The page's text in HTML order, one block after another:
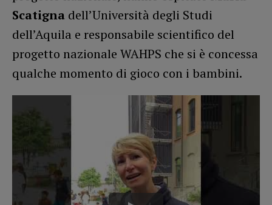
Scatigna dell’Università degli Studi
dell’Aquila e responsabile scientifico del
progetto nazionale WAHPS che si è concessa
qualche momento di gioco con i bambini.